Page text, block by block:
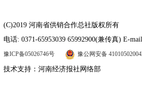
(C)2019 河南省供销合作总社版权所有
电话: 0371-65953039 65992900(兼传真) E-
豫ICP备05026746号 豫公网安备
技术支持：河南经济报社网络部